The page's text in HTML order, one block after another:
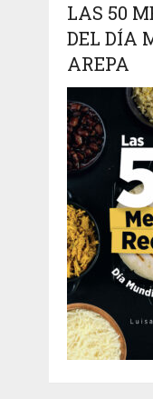
LAS 50
DEL DÍA
AREPA